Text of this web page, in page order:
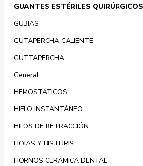
GUANTES ESTÉRILES QUIRÚRGICOS
GUBIAS
GUTAPERCHA CALIENTE
GUTTAPERCHA
General
HEMOSTÁTICOS
HIELO INSTANTÁNEO
HILOS DE RETRACCIÓN
HOJAS Y BISTURIS
HORNOS CERÁMICA DENTAL